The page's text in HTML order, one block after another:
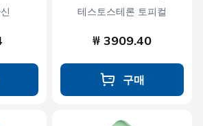
테스토스테론 토피컬
₩ 3909.40
구매